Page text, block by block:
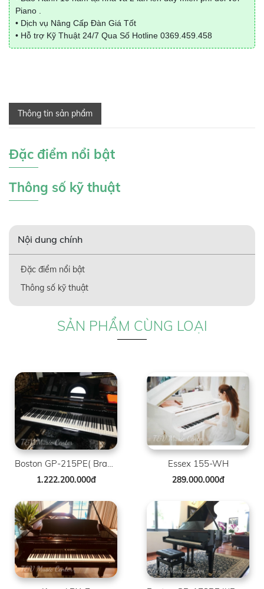
Piano .
• Dịch vụ Nâng Cấp Đàn Giá Tốt
• Hỗ trợ Kỹ Thuật 24/7 Qua Số Hotline 0369.459.458
Thông tin sản phẩm
Đặc điểm nổi bật
Thông số kỹ thuật
Nội dung chính
Đặc điểm nổi bật
Thông số kỹ thuật
SẢN PHẨM CÙNG LOẠI
1.222.200.000đ
Essex 155-WH
289.000.000đ